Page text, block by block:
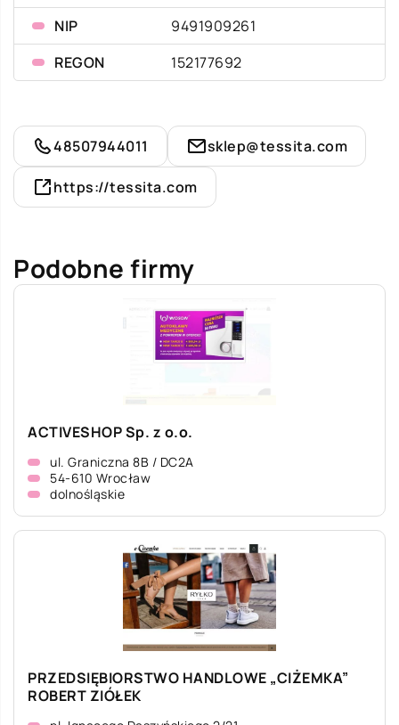
NIP
9491909261
REGON
152177692
48507944011 sklep@tessita.com
https://tessita.com
Podobne firmy
ACTIVESHOP Sp. z o.o.
ul. Graniczna 8B / DC2A
54-610 Wrocław
dolnośląskie
PRZEDSIĘBIORSTWO HANDLOWE „CIŻEMKA”
ROBERT ZIÓŁEK